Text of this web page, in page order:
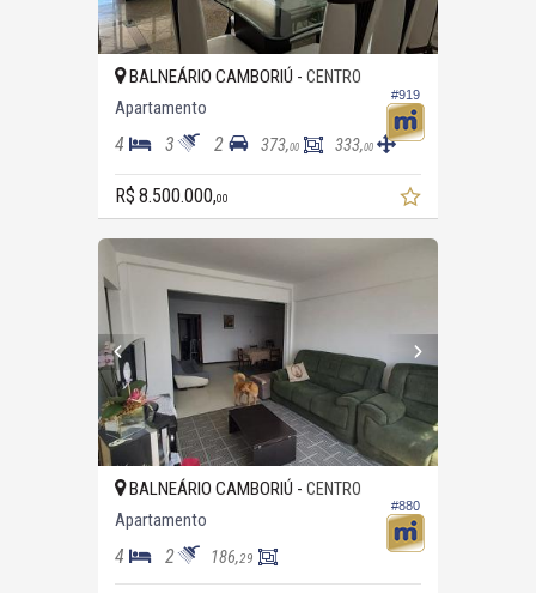
#919
BALNEÁRIO CAMBORIÚ - CENTRO
Apartamento
4 3 2 373,00 333,00
R$ 8.500.000,00
#880
BALNEÁRIO CAMBORIÚ - CENTRO
Apartamento
4 2 186,29